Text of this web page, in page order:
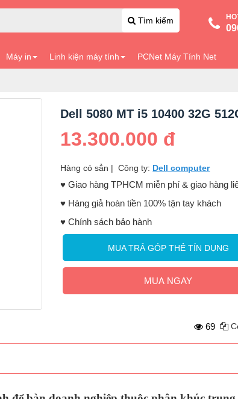
Tìm kiếm
Máy in Linh kiện máy tính PCNet Máy Tính Net
Dell 5080 MT i5 10400 32G
13.300.000 đ
Hàng có sẳn |Công ty: Dell computer
♥️ Giao hàng TPHCM miễn phí & giao hàng
♥️ Hàng giả hoàn tiền 100% tận tay khách
♥️ Chính sách bảo hành
MUA TRẢ GÓP THẺ TÍN DỤNG
MUA NGAY
69